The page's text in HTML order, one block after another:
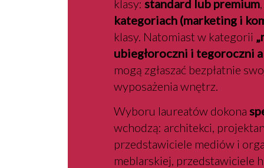
klasy: standard lub premium
kategoriach (marketing i
klasy. Natomiast w kategorii
ubiegłoroczni i tegoroczni
mogą zgłaszać bezpłatnie
wyposażenia wnętrz.
Wyboru laureatów dokona
wchodzą: architekci,
przedstawiciele mediów i
meblarskiej, przedstawiciele